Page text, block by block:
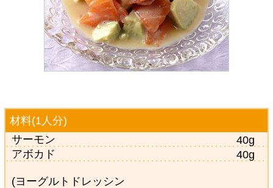
材料(1人分)
サーモン
40g
アボカド
40g
(ヨーグルトドレッシン